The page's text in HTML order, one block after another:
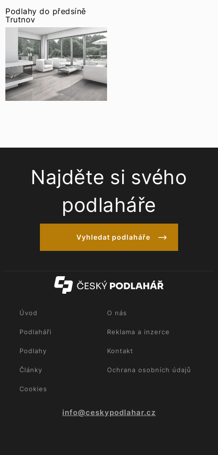
Podlahy do předsíně
Trutnov
Najděte si svého
podlaháře
Vyhledat podlaháře
Úvod O nás
Podlaháři Reklama a inzerce
Podlahy Kontakt
Články Ochrana osobních údajů
Cookies
info@ceskypodlahar.cz